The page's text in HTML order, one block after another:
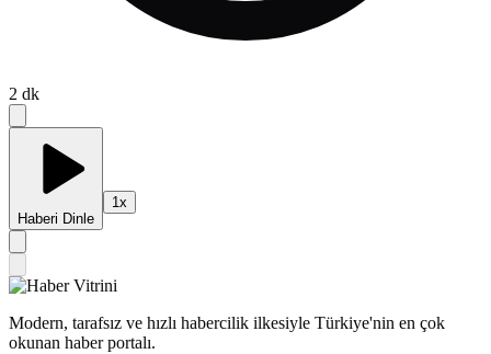
2 dk
Haberi Dinle
1x
Modern, tarafsız ve hızlı habercilik ilkesiyle Türkiye'nin en çok
okunan haber portalı.